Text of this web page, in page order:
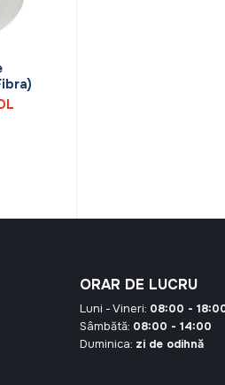
Prețul
ORAR DE LUCRU
Luni - Vineri: 08:00 -
Sâmbătă: 08:00 - 14:00
Duminica: zi de odihnă